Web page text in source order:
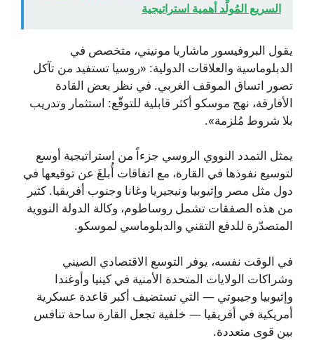
السريع المُولِّد أهمية استراتيجية
يقول البروفيسور ماشاريا مونيني، متخصص في
الدبلوماسية والعلاقات الدولية: «روسيا تستفيد من تآكل
تصور اتساق الموقف الغربي. في نظر بعض القادة
الأفارقة، نهج موسكو أكثر قابلية للتوقّع: استثمار وتدريب
بلا شروط مُلزمة».
يمثل التمدد النووي الروسي جزءاً من استراتيجية أوسع
لتوسيع نفوذها في القارة، مع اتفاقات أُبلغَ عن توقيعها في
دول مثل مصر وإثيوبيا ونيجيريا وغانا وجنوب أفريقيا. كثير
من هذه الصفقات تشمل روساطوم، وكالة الدولة النووية
المتصدّرة للدفع التقني والدبلوماسي لموسكو.
في الوقت نفسه، يوفر التوسع الاقتصادي الصيني
وشراكات الولايات المتحدة الأمنية في كينيا وأوغندا
وإثيوبيا وجيبوتي — التي تستضيف أكبر قاعدة عسكرية
أمريكية في أفريقيا — خلفية تجعل القارة ساحة تنافس
بين قوى متعددة.